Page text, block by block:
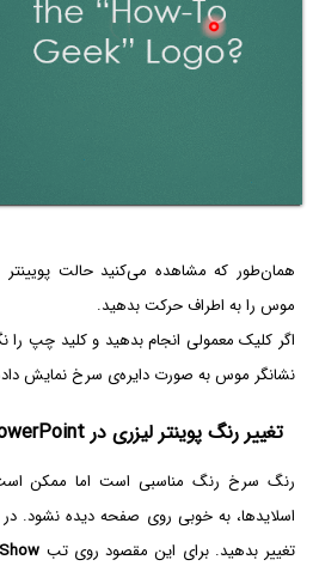
همان‌طور که مشاهده می‌کنید حالت
موس را به اطراف حرکت بدهید.
اگر کلیک معمولی انجام بدهید و کلید چپ را
نشانگر موس به صورت دایره‌ی سرخ نمایش
تغییر رنگ پوینتر لیزری در PowerPoint
رنگ سرخ رنگ مناسبی است اما ممکن
اسلایدها، به خوبی روی صفحه دیده نشود.
تغییر بدهید. برای این مقصود روی تب